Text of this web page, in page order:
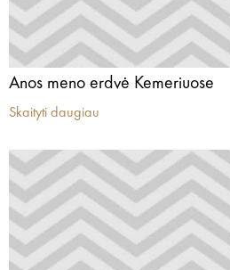
Anos meno erdvė Kemeriuose
Skaityti daugiau